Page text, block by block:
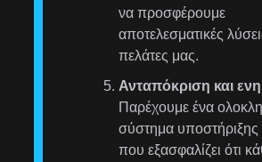
να προσφέρουμε
αποτελεσματικές
πελάτες μας.
Ανταπόκριση και
Παρέχουμε ένα
σύστημα
που εξασφαλίζει ότι